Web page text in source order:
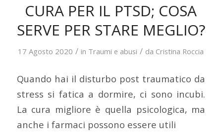
CURA PER IL PTSD; COSA
SERVE PER STARE MEGLIO?
17 Agosto 2020 / in Traumi e abusi / da Cristina Roccia
Quando hai il disturbo post traumatico da
stress si fatica a dormire, ci sono incubi.
La cura migliore è quella psicologica, ma
anche i farmaci possono essere utili